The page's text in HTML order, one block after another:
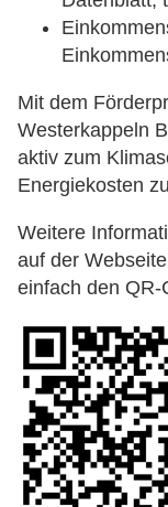
Mit dem
Westerkappeln
aktiv zum
Energiekosten
Weitere
auf der
einfach den QR-